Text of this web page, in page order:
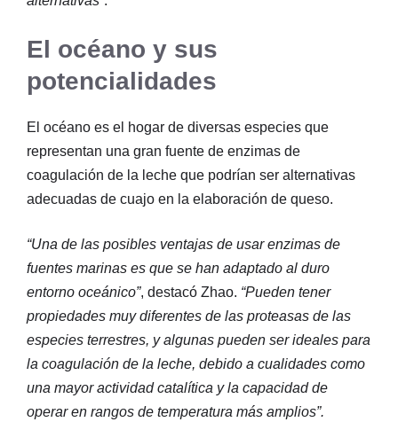
El océano y sus
potencialidades
El océano es el hogar de diversas especies que
representan una gran fuente de enzimas de
coagulación de la leche que podrían ser alternativas
adecuadas de cuajo en la elaboración de queso.
“Una de las posibles ventajas de usar enzimas de
fuentes marinas es que se han adaptado al duro
entorno oceánico”, destacó Zhao. “Pueden tener
propiedades muy diferentes de las proteasas de las
especies terrestres, y algunas pueden ser ideales para
la coagulación de la leche, debido a cualidades como
una mayor actividad catalítica y la capacidad de
operar en rangos de temperatura más amplios”.